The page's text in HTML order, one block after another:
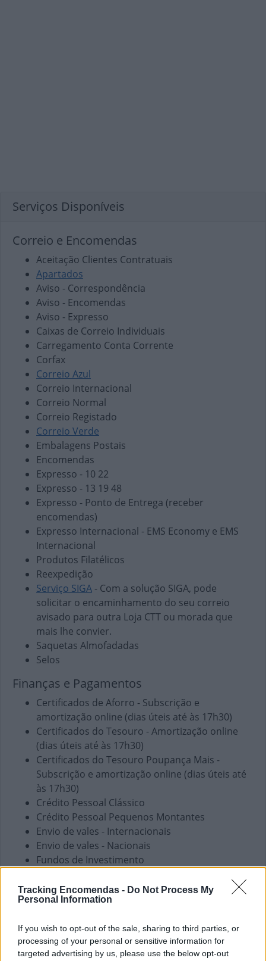
Tracking Encomendas - Do Not Process My
Personal Information
If you wish to opt-out of the sale, sharing to third parties, or
processing of your personal or sensitive information for
targeted advertising by us, please use the below opt-out
Serviços Disponíveis
Correio e Encomendas
Aceitação Clientes Contratuais
Apartados
Aviso - Correspondência
Aviso - Encomendas
Aviso - Expresso
Caixas de Correio Individuais
Carregamento Conta Corrente
Corfax
Correio Azul
Correio Internacional
Correio Normal
Correio Registado
Correio Verde
Embalagens Postais
Encomendas
Expresso - 10 22
Expresso - 13 19 48
Expresso - Ponto de Entrega (receber
encomendas)
Expresso Internacional - EMS Economy e EMS
Internacional
Produtos Filatélicos
Reexpedição
Serviço SIGA - Com a solução SIGA, pode
solicitar o encaminhamento do seu correio
avisado para outra Loja CTT ou morada que
mais lhe convier.
Saquetas Almofadadas
Selos
Finanças e Pagamentos
Certificados de Aforro - Subscrição e
amortização online (dias úteis até às 17h30)
Certificados do Tesouro - Amortização online
(dias úteis até às 17h30)
Certificados do Tesouro Poupança Mais -
Subscrição e amortização online (dias úteis até
às 17h30)
Crédito Pessoal Clássico
Crédito Pessoal Pequenos Montantes
Envio de vales - Internacionais
Envio de vales - Nacionais
Fundos de Investimento
Pagamento de Coimas
Pagamento de Faturas
Pagamento de Portagens
Pagamento de Vales